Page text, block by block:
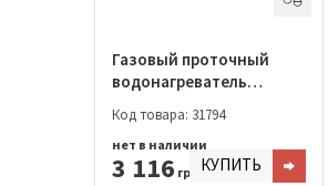
Газовый проточный
водонагреватель
Glass Paradiso
Код товара: 31794
3 116 грн.
нет в наличии
КУПИТЬ